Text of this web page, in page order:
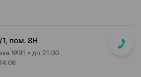
пом. 8Н
№91 до 21:00